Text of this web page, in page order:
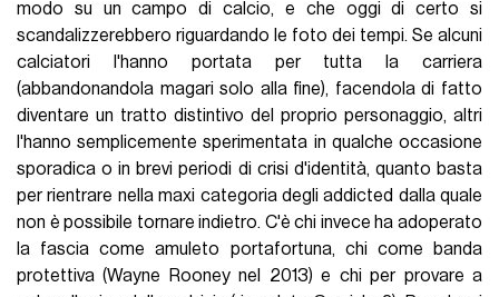
modo su un campo di calcio, e che oggi di certo si
scandalizzerebbero riguardando le foto dei tempi. Se alcuni
calciatori l'hanno portata per tutta la carriera
(abbandonandola magari solo alla fine), facendola di fatto
diventare un tratto distintivo del proprio personaggio, altri
l'hanno semplicemente sperimentata in qualche occasione
sporadica o in brevi periodi di crisi d'identità, quanto basta
per rientrare nella maxi categoria degli addicted dalla quale
non è possibile tornare indietro. C'è chi invece ha adoperato
la fascia come amuleto portafortuna, chi come banda
protettiva (Wayne Rooney nel 2013) e chi per provare a